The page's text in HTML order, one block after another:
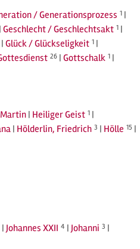
/ Generationsprozess 1 |
| Geschlecht / Geschlechtsakt 1 |
| Glück / Glückseligkeit 1 |
26 | Gottschalk 1 |
| Heiliger Geist 1 |
| Hölderlin, Friedrich 3 | Hölle 15 |
| Johannes XXII 4 | Johanni 3 |